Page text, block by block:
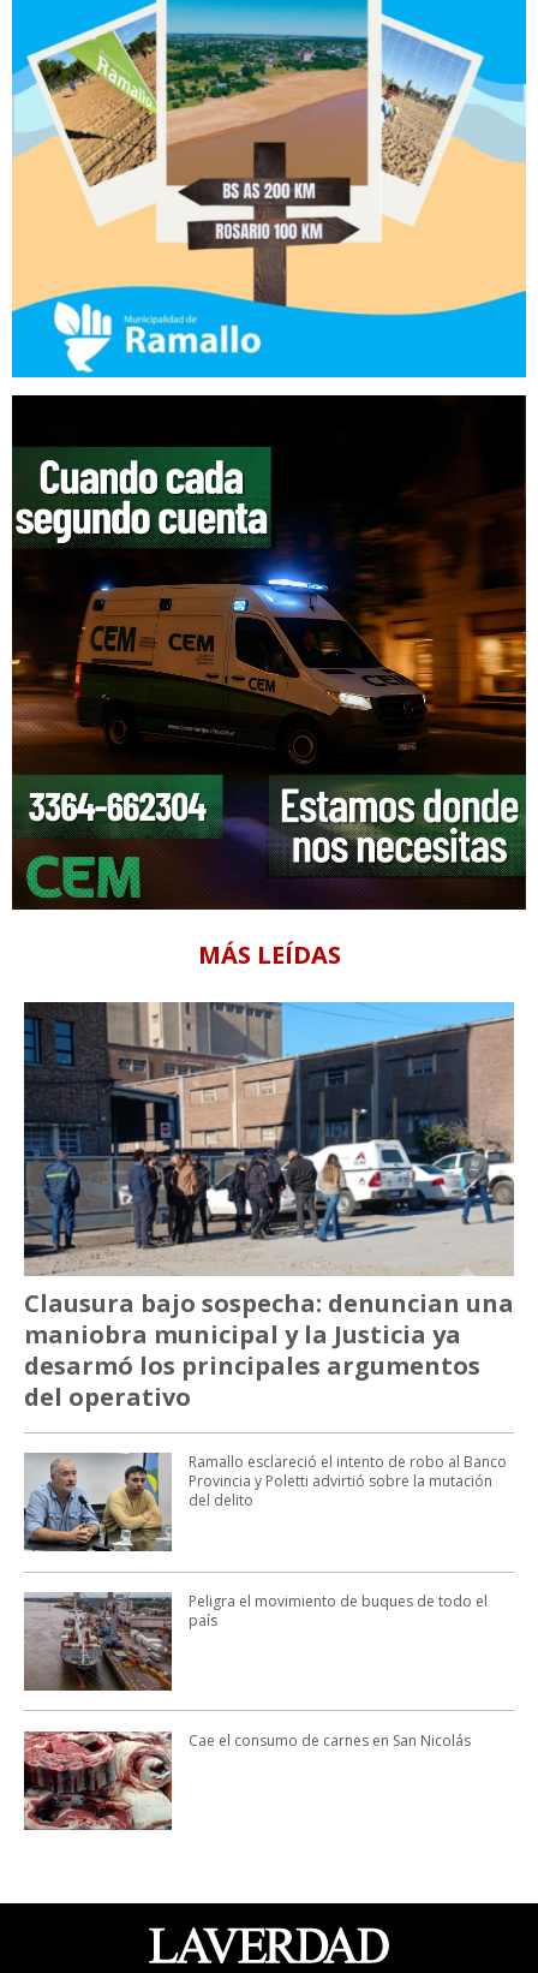
MÁS LEÍDAS
Clausura bajo sospecha: denuncian una
maniobra municipal y la Justicia ya
desarmó los principales argumentos
del operativo
Ramallo esclareció el intento de robo al Banco
Provincia y Poletti advirtió sobre la mutación
del delito
Peligra el movimiento de buques de todo el
país
Cae el consumo de carnes en San Nicolás